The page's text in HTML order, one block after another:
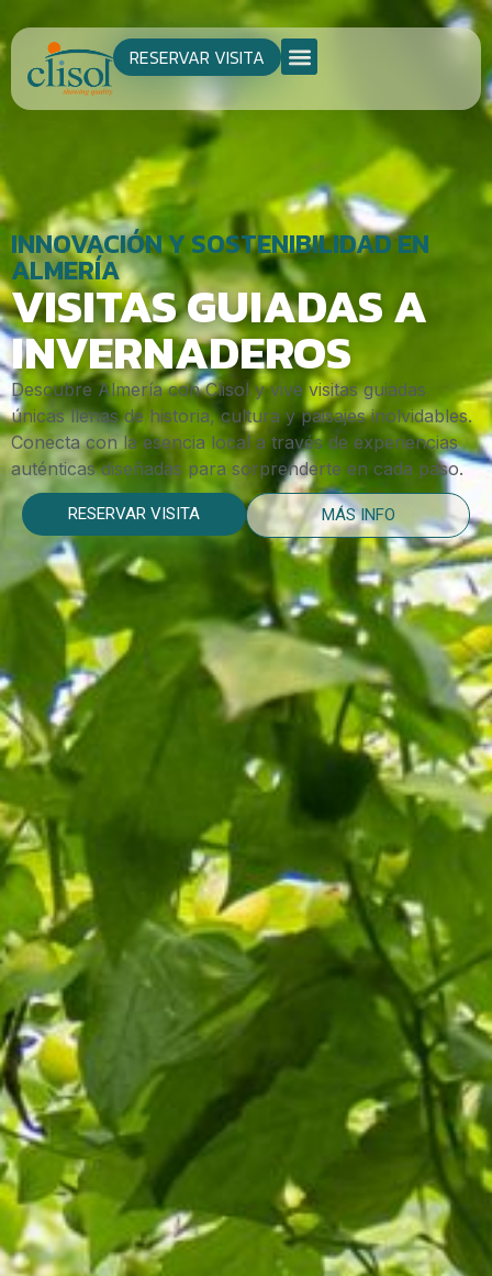
RESERVAR VISITA
INNOVACIÓN Y SOSTENIBILIDAD EN
ALMERÍA
VISITAS GUIADAS A
INVERNADEROS
Descubre Almería con Clisol y vive visitas guiadas
únicas llenas de historia, cultura y paisajes inolvidables.
Conecta con la esencia local a través de experiencias
auténticas diseñadas para sorprenderte en cada paso.
RESERVAR VISITA MÁS INFO